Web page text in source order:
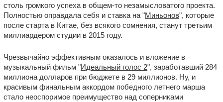
столь громкого успеха в общем-то незамысловатого проекта.
Полностью оправдала себя и ставка на "Миньонов", которые
после старта в Китае, без всякого сомнения, станут третьим
миллиардером студии в 2015 году.
Чрезвычайно эффективным оказалось и вложение в
музыкальный фильм "Идеальный голос 2", заработавший 284
миллиона долларов при бюджете в 29 миллионов. Ну, и
красивым финальным аккордом победного летнего марша
стало неоспоримое преимущество над соперниками